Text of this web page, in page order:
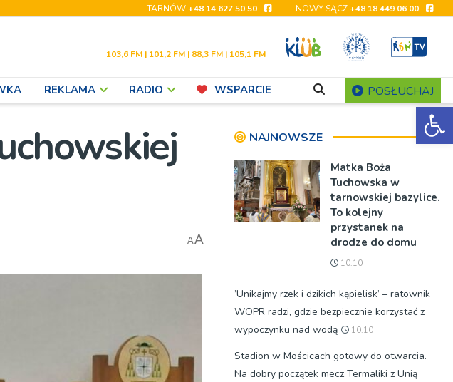
TARNÓW+48 14 627 50 50 NOWY SĄCZ+48 18 449 06 00
103,6 FM | 101,2 FM | 88,3 FM | 105,1 FM
REKLAMA RADIO WSPARCIE POSŁUCHAJ
AA
NAJNOWSZE
Matka Boża
Tuchowska w
tarnowskiej bazylice.
To kolejny
przystanek na
drodze do domu
10:10
’Unikajmy rzek i dzikich kąpielisk’ – ratownik
WOPR radzi, gdzie bezpiecznie korzystać z
wypoczynku nad wodą
10:10
Stadion w Mościcach gotowy do otwarcia.
Na dobry początek mecz Termaliki z Unią